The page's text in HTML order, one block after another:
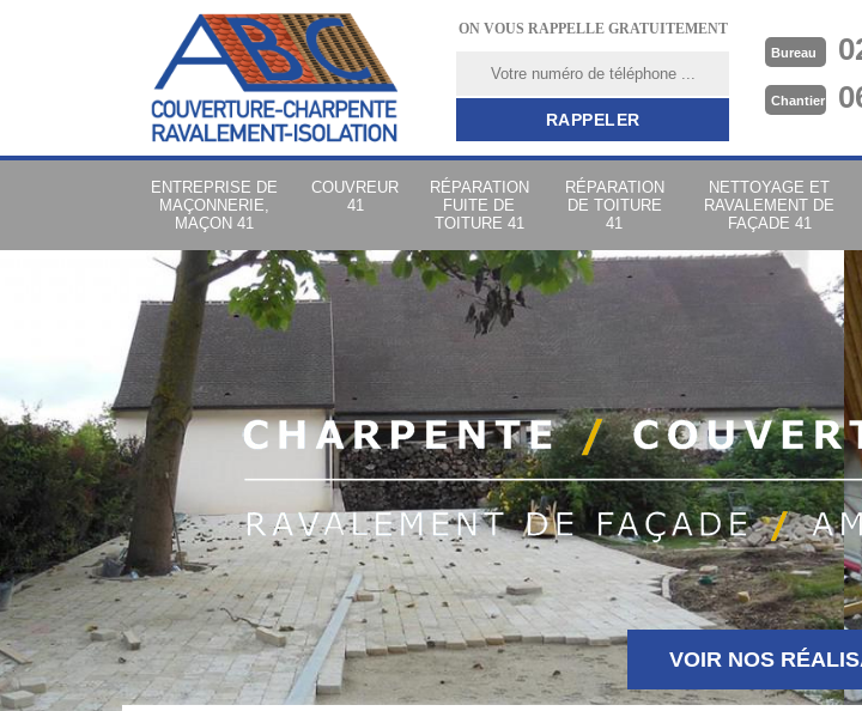
ON VOUS RAPPELLE GRATUITEMENT
Bureau
Chantier
ENTREPRISE DE
MAÇONNERIE,
MAÇON 41
COUVREUR
41
RÉPARATION
FUITE DE
TOITURE 41
RÉPARATION
DE TOITURE
41
NETTOYAGE ET
RAVALEMENT DE
FAÇADE 41
VOIR NOS